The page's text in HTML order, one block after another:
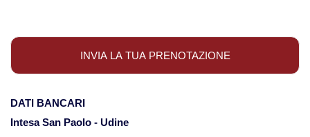
Viaggi in Oman
DATI BANCARI
Intesa San Paolo - Udine